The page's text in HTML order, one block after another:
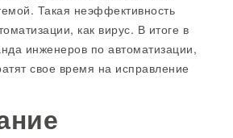
Такая неэффективность
как вирус. В итоге в
инженеров по автоматизации,
свое время на исправление